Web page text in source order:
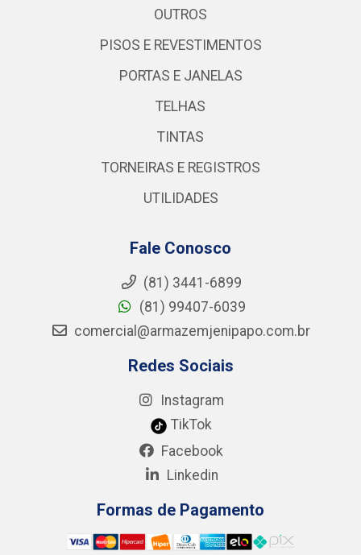
OUTROS
PISOS E REVESTIMENTOS
PORTAS E JANELAS
TELHAS
TINTAS
TORNEIRAS E REGISTROS
UTILIDADES
Fale Conosco
(81) 3441-6899
(81) 99407-6039
comercial@armazemjenipapo.com.br
Redes Sociais
Instagram
TikTok
Facebook
Linkedin
Formas de Pagamento